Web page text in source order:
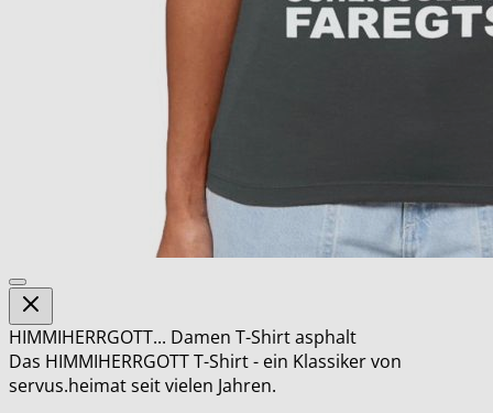
HIMMIHERRGOTT... Damen T-Shirt asphalt
Das HIMMIHERRGOTT T-Shirt - ein Klassiker von
servus.heimat seit vielen Jahren.